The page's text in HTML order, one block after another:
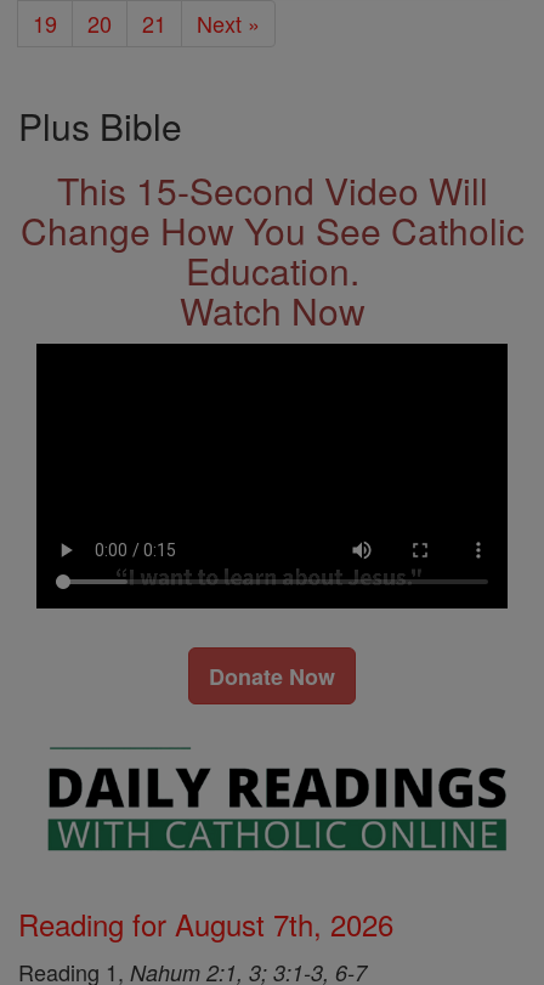
19
20 21 Next »
Plus Bible
This 15-Second Video Will
Change How You See Catholic
Education.
Watch Now
Donate Now
Reading for August 7th, 2026
Reading 1, Nahum 2:1, 3; 3:1-3, 6-7